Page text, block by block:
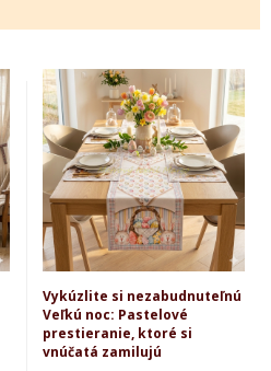
Vykúzlite si nezabudnuteľnú
Veľkú noc: Pastelové
prestieranie, ktoré si
vnúčatá zamilujú